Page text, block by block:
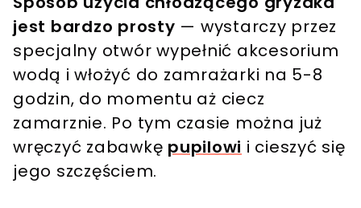
jest bardzo prosty — wystarczy przez
specjalny otwór wypełnić akcesorium
wodą i włożyć do zamrażarki na 5-8
godzin, do momentu aż ciecz
zamarznie. Po tym czasie można już
wręczyć zabawkę pupilowi i cieszyć się
jego szczęściem.